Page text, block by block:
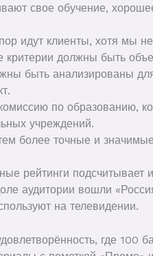
свое обучение,
идут клиенты, хотя мы
должны быть
быть анализированы
по образованию,
учреждений.
более точные и значимые
рейтинги
аудитории вошли
на телевидении.
где